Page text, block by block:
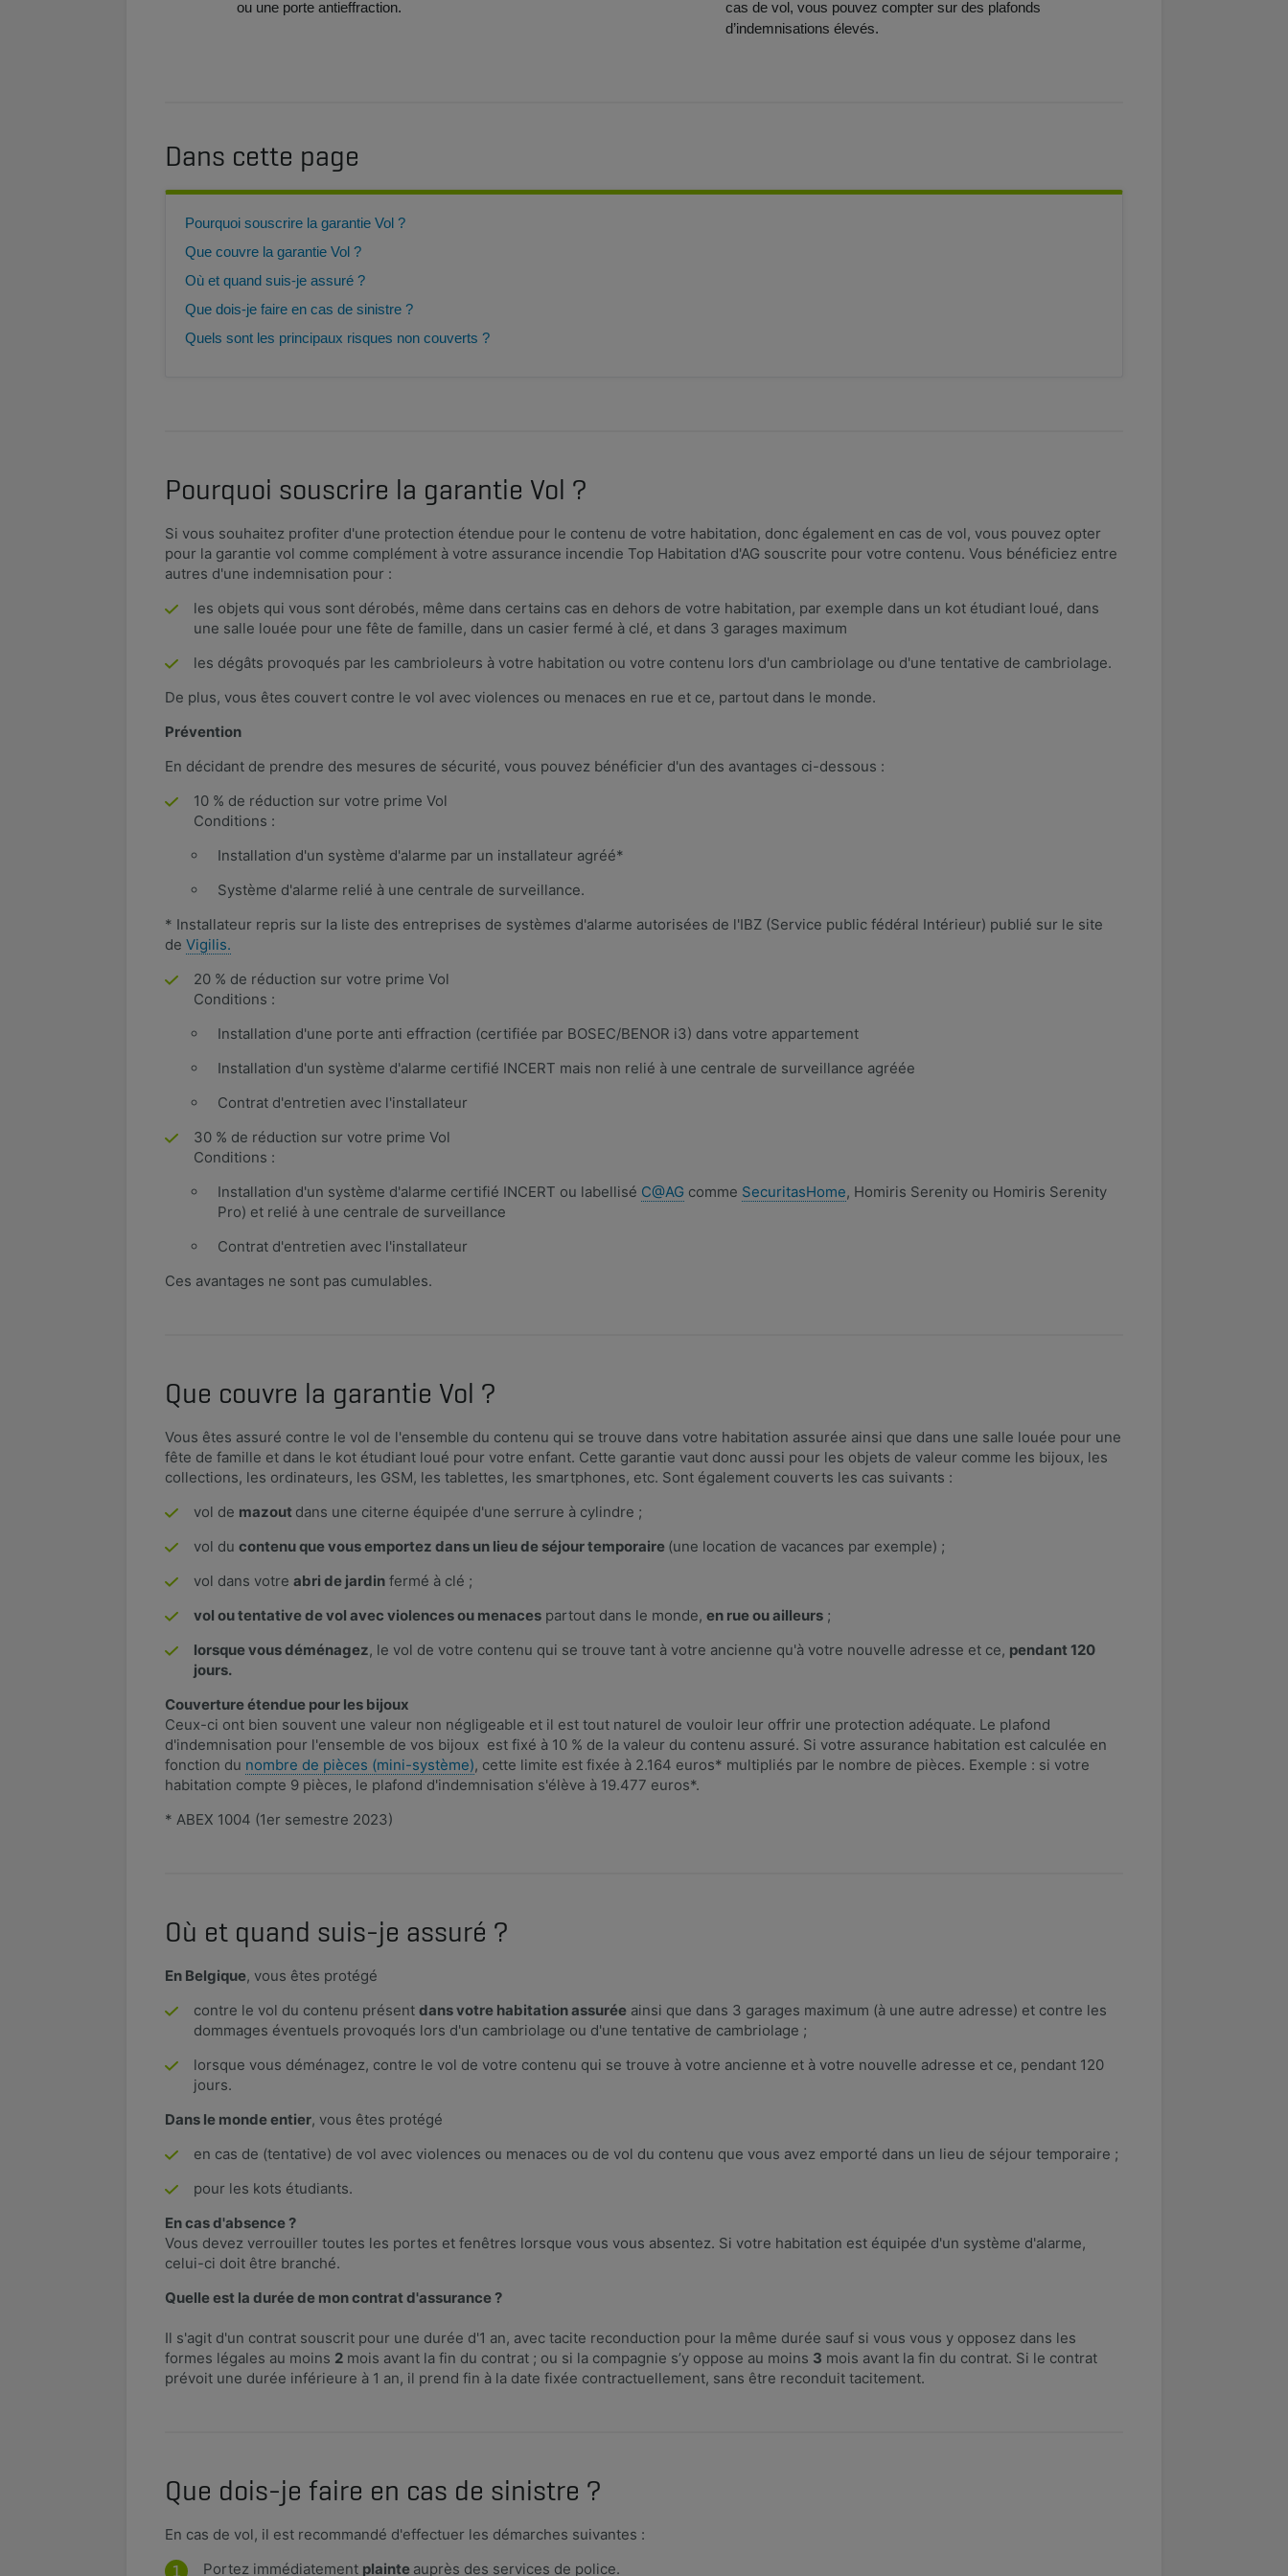
ou une porte antieffraction.
cas de vol, vous pouvez compter sur des plafonds
d’indemnisations élevés.
Dans cette page
Pourquoi souscrire la garantie Vol ?
Que couvre la garantie Vol ?
Où et quand suis-je assuré ?
Que dois-je faire en cas de sinistre ?
Quels sont les principaux risques non couverts ?
Pourquoi souscrire la garantie Vol ?
Si vous souhaitez profiter d'une protection étendue pour le contenu de votre habitation, donc également en cas de vol, vous pouvez opter
pour la garantie vol comme complément à votre assurance incendie Top Habitation d'AG souscrite pour votre contenu. Vous bénéficiez entre
autres d'une indemnisation pour :
les objets qui vous sont dérobés, même dans certains cas en dehors de votre habitation, par exemple dans un kot étudiant loué, dans
une salle louée​ pour une fête de famille, dans un casier fermé à clé, et dans 3 garages maximum
les dégâts provoqués par les cambrioleurs à votre habitation ou votre contenu lors d'un cambriolage ou d'une tentative de cambriolage.
De plus, vous êtes couvert contre le vol avec violences ou menaces en rue et ce, partout dans le monde.
Prévention
En décidant de prendre des mesures de sécurité, vous pouvez bénéficier d'un des avantages ci-dessous :
10 % de réduction sur votre prime Vol
Conditions :
Installation d'un système d'alarme par un installateur ag​réé*
Système d'alarme relié à une centrale de surveillance.
* Installateur repris sur la liste des entreprises de systèmes d'alarme autorisées de l'IBZ (Service public fédéral Intérieur) publié sur le site
de Vigilis.
20 % de réduction sur votre prime Vol
Conditions :
Installation d'une porte anti effraction (certifiée par BOSEC/BENOR i3) dans votre appartement
Installation d'un système d'alarme certifié INCERT mais non relié à une centrale de surveillance agréée
Contrat d'entretien avec l'installateur
30 % de réduction sur votre prime Vol
Conditions :
Installation d'un système d'alarme certifié INCERT ou labellisé C@AG comme SecuritasHome, Homiris Serenity ou Homiris Serenity
Pro) et relié à une centrale de surveillance
Contrat d'entretien avec l'installateur​ ​
Ces avantages ne sont pas cumulables.​​
Que couvre la garantie Vol ?
Vous êtes assuré contre le vol de l'ensemble du contenu qui se trouve dans votre habitation assurée ainsi que dans une salle louée pour une
fête de famille et dans le kot étudiant loué pour votre enfant. Cette garantie vaut donc aussi pour les objets de valeur comme les bijoux, les
collections, les ordinateurs, les GSM, les tablettes, les smartphones, etc. Sont également couverts les cas suivants :
vol de mazout dans une citerne équipée d'une serrure à cylindre ;
vol du contenu que vous emportez dans un lieu de séjour temporaire (une location de vacances par exemple) ;
vol dans votre abri de jardin fermé à clé ;
vol ou tentative de vol avec violences ou menaces partout dans le monde, en rue ou ailleurs ;
lorsque vous déménagez, le vol de votre contenu qui se trouve tant à votre ancienne qu'à votre nouvelle adresse et ce, pendant 120
jours.​
Couverture étendue pour les bijoux
Ceux-ci ont bien souvent une valeur non négligeable et il est tout naturel de vouloir leur offrir une protection adéquate. Le plafond
d'indemnisation pour l'ensemble de vos bijoux est fixé à 10 % de la valeur du contenu assuré. Si votre assurance habitation est calculée en
fonction du nombre de pièces (mini-système), cette limite est fixée à 2.164 euros* multipliés par le nombre de pièces. Exemple : si votre
habitation compte 9 pièces, le plafond d'indemnisation s'élève à 19.477 euros*.
* ABEX 1004 (1er semestre 2023)​​
Où et quand suis-je assuré ?
En Belgique, vous êtes protégé
contre le vol du contenu présent dans votre habitation assurée ainsi que dans 3 garages maximum (à une autre adresse) et contre les
dommages éventuels provoqués lors d'un cambriolage ou d'une tentative de cambriolage ;
lorsque vous déménagez, contre le vol de votre contenu qui se trouve à votre ancienne et à votre nouvelle adresse et ce, pendant 120
jours.
Dans le monde entier, vous êtes protégé
en cas de (tentative) de vol avec violences ou menaces ou de vol du contenu que vous avez emporté dans un lieu de séjour temporaire ;
pour les kots étudiants.
En cas d'absence ?
Vous devez verrouiller toutes les portes et fenêtres lorsque vous vous absentez. Si votre habitation est équipée d'un système d'alarme,
celui-ci doit être branché.
Quelle est la durée de mon contrat d'assurance ?
Il s'agit d'un contrat souscrit pour une durée d'1 an, avec tacite reconduction pour la même durée sauf si vous vous y opposez dans les
formes légales au moins 2 mois avant la fin du contrat ; ou si la compagnie s’y oppose au moins 3 mois avant la fin du contrat. Si le contrat
prévoit une durée inférieure à 1 an, il prend fin à la date fixée contractuellement, sans être reconduit tacitement.
Que dois-je faire en cas de sinistre ?
En cas de vol, il est recommandé d'effectuer les démarches suivantes :
Portez immédiatement plainte auprès des services de police.